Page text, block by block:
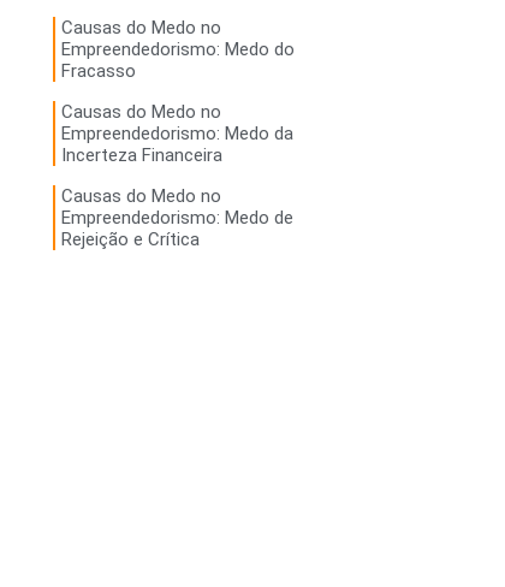
Causas do Medo no
Empreendedorismo: Medo do
Fracasso
Causas do Medo no
Empreendedorismo: Medo da
Incerteza Financeira
Causas do Medo no
Empreendedorismo: Medo de
Rejeição e Crítica